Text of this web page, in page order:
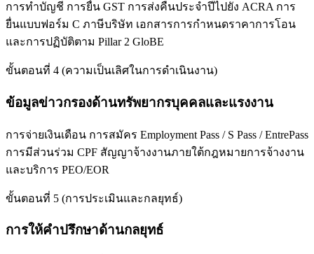
การทำบัญชี การยื่น GST การส่งคืนประจำปีไปยัง ACRA การ
ยื่นแบบฟอร์ม C ภาษีบริษัท เอกสารการกำหนดราคาการโอน
และการปฏิบัติตาม Pillar 2 GloBE
ขั้นตอนที่ 4 (ความเป็นเลิศในการดำเนินงาน)
ข้อมูลข่าวกรองด้านทรัพยากรบุคคลและแรงงาน
การจ่ายเงินเดือน การสมัคร Employment Pass / S Pass / EntrePass
การมีส่วนร่วม CPF สัญญาจ้างงานภายใต้กฎหมายการจ้างงาน
และบริการ PEO/EOR
ขั้นตอนที่ 5 (การประเมินและกลยุทธ์)
การให้คำปรึกษาด้านกลยุทธ์